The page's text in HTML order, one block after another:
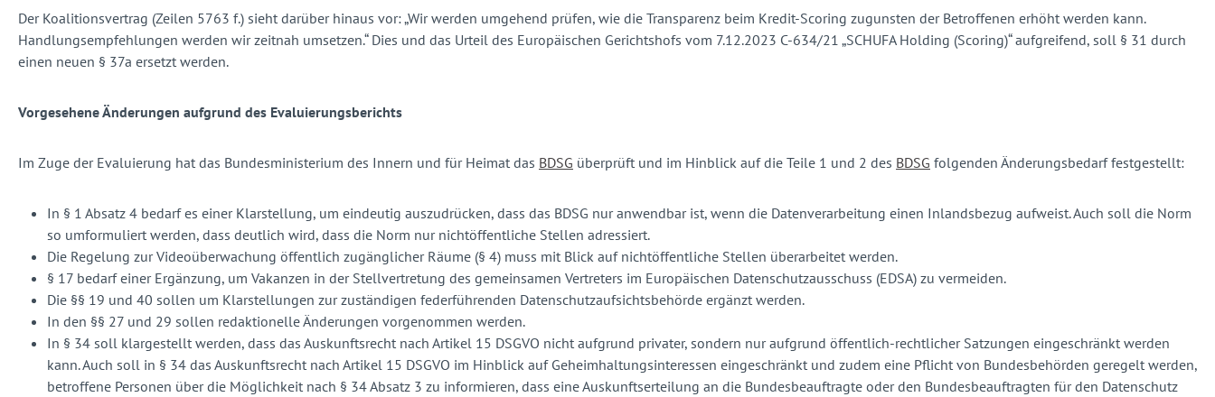
Der Koalitionsvertrag (Zeilen 5763 f.) sieht darüber hinaus vor: „Wir werden umgehend prüfen, wie die Transparenz beim Kredit-Scoring zugunsten der Betroffenen erhöht werden kann.
Handlungsempfehlungen werden wir zeitnah umsetzen.“ Dies und das Urteil des Europäischen Gerichtshofs vom 7.12.2023 C-634/21 „SCHUFA Holding (Scoring)“ aufgreifend, soll § 31 durch
einen neuen § 37a ersetzt werden.
Vorgesehene Änderungen aufgrund des Evaluierungsberichts
Im Zuge der Evaluierung hat das Bundesministerium des Innern und für Heimat das BDSG überprüft und im Hinblick auf die Teile 1 und 2 des BDSG folgenden Änderungsbedarf festgestellt:
In § 1 Absatz 4 bedarf es einer Klarstellung, um eindeutig auszudrücken, dass das BDSG nur anwendbar ist, wenn die Datenverarbeitung einen Inlandsbezug aufweist. Auch soll die Norm
so umformuliert werden, dass deutlich wird, dass die Norm nur nichtöffentliche Stellen adressiert.
Die Regelung zur Videoüberwachung öffentlich zugänglicher Räume (§ 4) muss mit Blick auf nichtöffentliche Stellen überarbeitet werden.
§ 17 bedarf einer Ergänzung, um Vakanzen in der Stellvertretung des gemeinsamen Vertreters im Europäischen Datenschutzausschuss (EDSA) zu vermeiden.
Die §§ 19 und 40 sollen um Klarstellungen zur zuständigen federführenden Datenschutzaufsichtsbehörde ergänzt werden.
In den §§ 27 und 29 sollen redaktionelle Änderungen vorgenommen werden.
In § 34 soll klargestellt werden, dass das Auskunftsrecht nach Artikel 15 DSGVO nicht aufgrund privater, sondern nur aufgrund öffentlich-rechtlicher Satzungen eingeschränkt werden
kann. Auch soll in § 34 das Auskunftsrecht nach Artikel 15 DSGVO im Hinblick auf Geheimhaltungsinteressen eingeschränkt und zudem eine Pflicht von Bundesbehörden geregelt werden,
betroffene Personen über die Möglichkeit nach § 34 Absatz 3 zu informieren, dass eine Auskunftserteilung an die Bundesbeauftragte oder den Bundesbeauftragten für den Datenschutz